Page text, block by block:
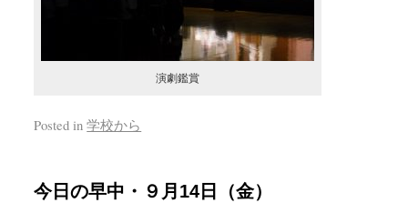
演劇鑑賞
Posted in 学校から
今日の早中・９月14日（金）